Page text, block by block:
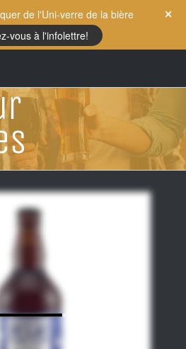
de l'Uni-verre de la bière
vous à l'infolettre!